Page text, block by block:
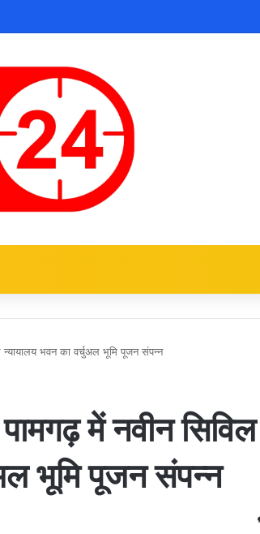
भवन का वर्चुअल भूमि पूजन संपन्न
में नवीन सिविल
भूमि पूजन संपन्न